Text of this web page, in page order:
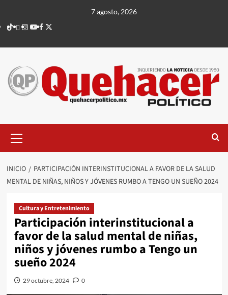
contenido
7 agosto, 2026
TikTok
threads
Instagram
Youtube
Facebook
X
principal
INICIO
PARTICIPACIÓN INTERINSTITUCIONAL A FAVOR DE LA SALUD
MENTAL DE NIÑAS, NIÑOS Y JÓVENES RUMBO A TENGO UN SUEÑO 2024
Cultura y Entretenimiento
Participación interinstitucional a
favor de la salud mental de niñas,
niños y jóvenes rumbo a Tengo un
sueño 2024
29 octubre, 2024 0